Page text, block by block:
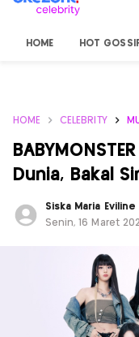
HOME HOT
HOME CELEBRITY
Dunia, Bakal
Siska Maria Eviline
Senin, 16 Maret